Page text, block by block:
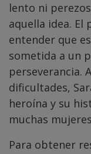
lento ni
aquella idea.
entender que
sometida a un
perseverancia.
dificultades,
heroína y su
muchas
Para obtener